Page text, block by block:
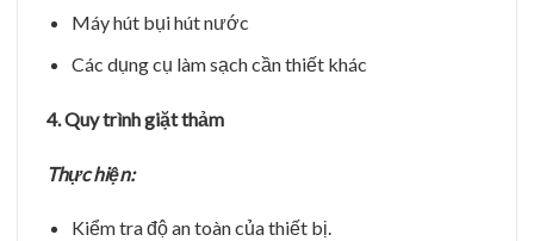
Máy hút bụi hút nước
Các dụng cụ làm sạch cần thiết khác
4. Quy trình giặt thảm
Thực hiện:
Kiểm tra độ an toàn của thiết bị.